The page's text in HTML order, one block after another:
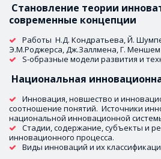
Становление теории
современные концепции
Работы  Н.Д. Кондратьева, Й.
Э.М.Роджерса, Дж.Заллмена, Г. Меншем
S-образные модели развития и
Национальная
Инновация, новшество и
соотношение понятий.  Источники
национальной инновационной
Стадии, содержание, субъекты и
инновационного процесса.
Виды инноваций и их